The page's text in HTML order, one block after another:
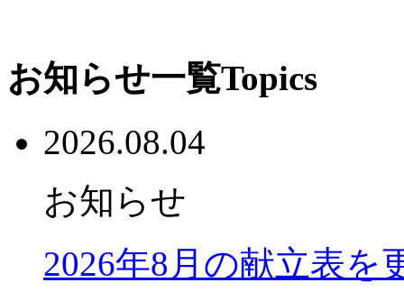
お知らせ一覧Topics
2026.08.04
お知らせ
2026年8月の献立表を